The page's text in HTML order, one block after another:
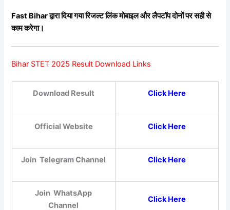
Fast Bihar द्वारा दिया गया रिजल्ट लिंक मोबाइल और लैपटॉप दोनों पर सही से
काम करेगा।
Bihar STET 2025 Result Download Links
Download Result Click Here
Official Website Click Here
Join Telegram Channel Click Here
Join WhatsApp
Channel
Click Here